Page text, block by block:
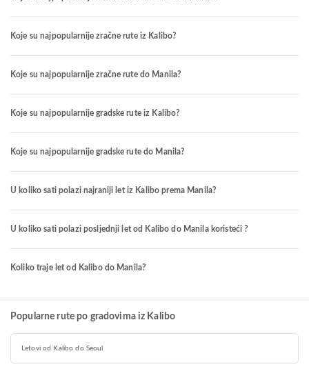
Koje su najpopularnije zračne rute iz Kalibo?
Koje su najpopularnije zračne rute do Manila?
Koje su najpopularnije gradske rute iz Kalibo?
Koje su najpopularnije gradske rute do Manila?
U koliko sati polazi najraniji let iz Kalibo prema Manila?
U koliko sati polazi posljednji let od Kalibo do Manila koristeći ?
Koliko traje let od Kalibo do Manila?
Popularne rute po gradovima iz Kalibo
Letovi od Kalibo do Seoul